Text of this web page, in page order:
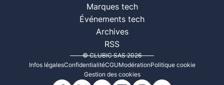
Marques tech
Événements tech
Archives
RSS
© CLUBIC SAS 2026
Infos légalesConfidentialitéCGUModérationPolitique cookie
Gestion des cookies